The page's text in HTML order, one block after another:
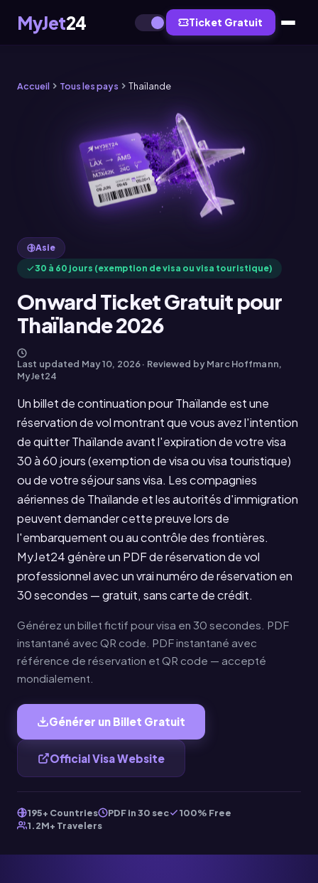
MyJet24 Ticket Gratuit
Accueil Tous les pays Thaïlande
Asie
30 à 60 jours (exemption de visa ou visa touristique)
Onward Ticket Gratuit pour
Thaïlande 2026
Last updated May 10, 2026· Reviewed by Marc Hoffmann,
MyJet24
Un billet de continuation pour Thaïlande est une
réservation de vol montrant que vous avez l'intention
de quitter Thaïlande avant l'expiration de votre visa
30 à 60 jours (exemption de visa ou visa touristique)
ou de votre séjour sans visa. Les compagnies
aériennes de Thaïlande et les autorités d'immigration
peuvent demander cette preuve lors de
l'embarquement ou au contrôle des frontières.
MyJet24 génère un PDF de réservation de vol
professionnel avec un vrai numéro de réservation en
30 secondes — gratuit, sans carte de crédit.
Générez un billet fictif pour visa en 30 secondes. PDF
instantané avec QR code. PDF instantané avec
référence de réservation et QR code — accepté
mondialement.
Générer un Billet Gratuit
Official Visa Website
195+ Countries PDF in 30 sec
100% Free
1.2M+ Travelers